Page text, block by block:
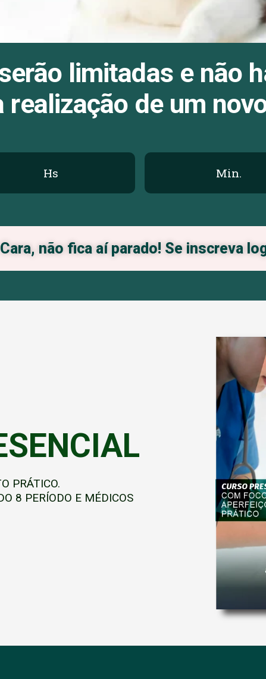
limitadas e não
realização de um
Hs Min.
Cara, não fica aí parado! Se inscreva
PRÁTICO.
8 PERÍODO E MÉDICOS